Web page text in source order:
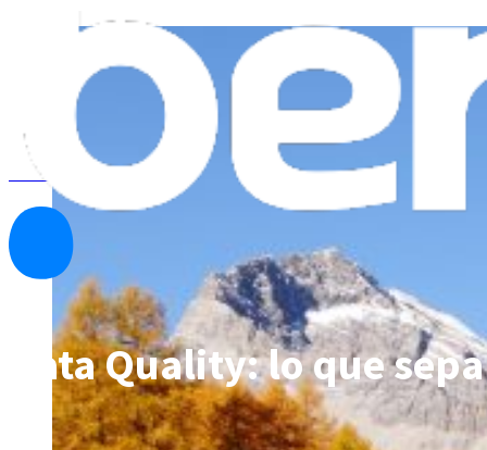
Ver todas las noticias
Data Quality: lo que